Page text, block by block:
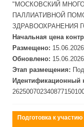
"МОСКОВСКИЙ
ПАЛЛИАТИВНОЙ
ЗДРАВООХРАНЕНИЯ
Начальная цена
Размещено: 15.06.2026
Обновлено: 15.06.2026
Этап размещения:
Идентификационный
Подготовка к участию